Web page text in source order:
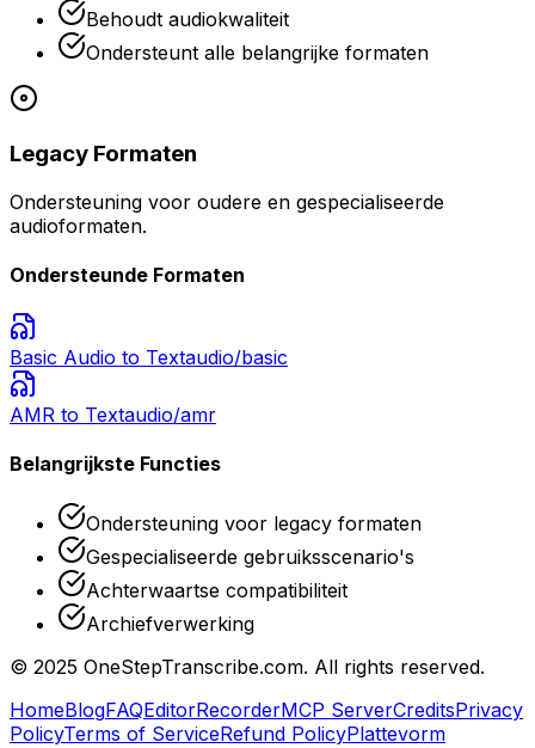
Behoudt audiokwaliteit
Ondersteunt alle belangrijke formaten
Legacy Formaten
Ondersteuning voor oudere en gespecialiseerde
audioformaten.
Ondersteunde Formaten
Basic Audio to Textaudio/basic
AMR to Textaudio/amr
Belangrijkste Functies
Ondersteuning voor legacy formaten
Gespecialiseerde gebruiksscenario's
Achterwaartse compatibiliteit
Archiefverwerking
© 2025 OneStepTranscribe.com. All rights reserved.
HomeBlogFAQEditorRecorderMCP ServerCreditsPrivacy
PolicyTerms of ServiceRefund PolicyPlattevorm